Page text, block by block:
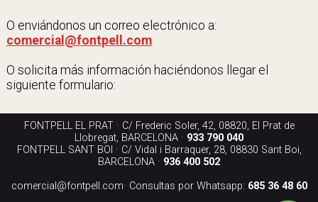
O enviándonos un correo electrónico a:
comercial@fontpell.com
O solicita más información haciéndonos llegar el
siguiente formulario:
FONTPELL EL PRAT · C/ Frederic Soler, 42, 08820, El Prat de
Llobregat, BARCELONA · 933 790 040
FONTPELL SANT BOI · C/ Vidal i Barraquer, 28, 08830 Sant Boi,
BARCELONA · 936 400 502
comercial@fontpell.com· Consultas por Whatsapp: 685 36 48 60